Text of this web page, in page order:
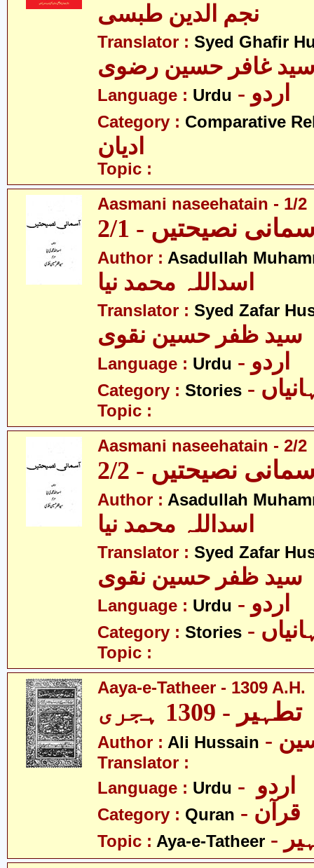
نجم الدین طبسی
Translator : Syed Ghafir
غافر حسین رضوی
Language : Urdu - اردو
Category : Comparative
ادیان
Topic :
Aasmani naseehatain - 1/2
نصیحتیں - 2/1
Author : Asadullah
اسداللہ محمد نیا
Translator : Syed Zafar
سید ظفر حسین نقوی
Language : Urdu - اردو
Category : Stories
Topic :
Aasmani naseehatain - 2/2
نصیحتیں - 2/2
Author : Asadullah
اسداللہ محمد نیا
Translator : Syed Zafar
سید ظفر حسین نقوی
Language : Urdu - اردو
Category : Stories
Topic :
Aaya-e-Tatheer - 1309 A.H.
Author : Ali Hussain
Translator :
Language : Urdu
Category : Quran - قرآن
Topic : Aya-e-Tatheer